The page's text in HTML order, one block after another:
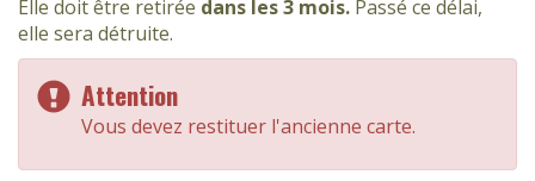
Elle doit être retirée dans les 3 mois. Passé ce délai,
elle sera détruite.
Attention
Vous devez restituer l'ancienne carte.